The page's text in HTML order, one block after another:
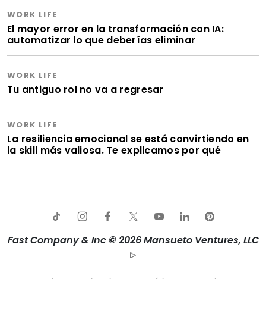
WORK LIFE
El mayor error en la transformación con IA:
automatizar lo que deberías eliminar
WORK LIFE
Tu antiguo rol no va a regresar
WORK LIFE
La resiliencia emocional se está convirtiendo en
la skill más valiosa. Te explicamos por qué
Fast Company & Inc © 2026 Mansueto Ventures, LLC
Aviso de privacidad Política de Cookies